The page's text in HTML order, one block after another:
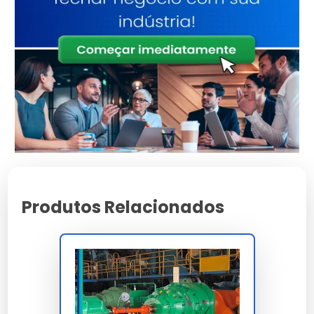
Material
de alta densidade
Normas
Conformidade total
com padrões de
segurança
Acabamento
Tratamento de
proteção UV
integrado
Suporte
Consultoria
Especializada
programadas no sistema.
Suporte comercial direto para demandas em escala
Garantia estendida para garantir tranquilidade ao
Produtos Relacionados